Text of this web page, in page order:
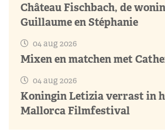
Château Fischbach, de
Guillaume en Stéphanie
04 aug 2026
Mixen en matchen met
04 aug 2026
Koningin Letizia verrast in
Mallorca Filmfestival